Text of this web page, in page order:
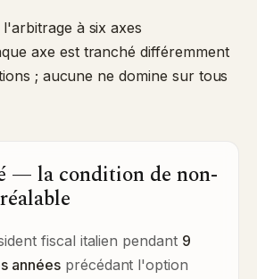
à six axes
axe est tranché différemment
; aucune ne domine sur tous
— la condition de non-
fiscal italien pendant 9
annéesprécédant l'option